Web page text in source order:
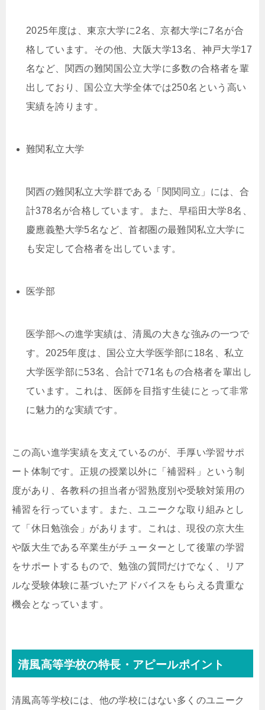
2025年度は、東京大学に2名、京都大学に7名が合
格しています。その他、大阪大学13名、神戸大学17
名など、関西の難関国公立大学に多数の合格者を輩
出しており、国公立大学全体では250名という高い
実績を誇ります。
難関私立大学
関西の難関私立大学群である「関関同立」には、合
計378名が合格しています。また、早稲田大学8名、
慶應義塾大学5名など、首都圏の最難関私立大学に
も安定して合格者を出しています。
医学部
医学部への進学実績は、清風の大きな強みの一つで
す。2025年度は、国公立大学医学部に18名、私立
大学医学部に53名、合計で71名もの合格者を輩出し
ています。これは、医師を目指す生徒にとって非常
に魅力的な実績です。
この高い進学実績を支えているのが、手厚い学習サポ
ート体制です。正規の授業以外に「補習科」という制
度があり、各教科の担当者が習熟度別や受験対策用の
補習を行っています。また、ユニークな取り組みとし
て「休日勉強会」があります。これは、現役の京大生
や阪大生である卒業生がチューターとして後輩の学習
をサポートするもので、勉強の質問だけでなく、リア
ルな受験体験に基づいたアドバイスをもらえる貴重な
機会となっています。
清風高等学校の特長・アピールポイント
清風高等学校には、他の学校にはない多くのユニーク